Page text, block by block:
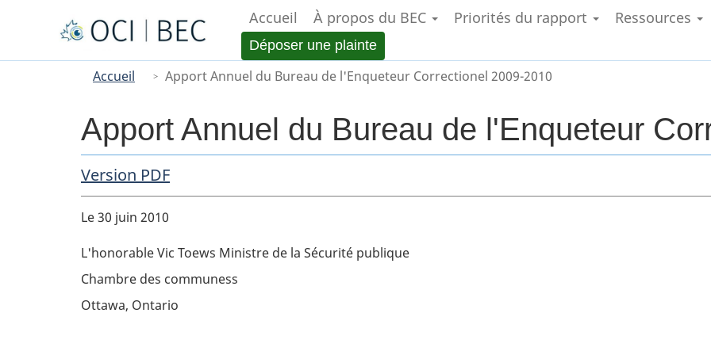
Aller
contenu
principal
Skip
"About
government"
Passer
la
version
Menu
Main
Accueil À propos du BEC Priorités du rapport Ressources
Déposer une plainte
Accueil Apport Annuel du Bureau de l'Enqueteur Correctionel 2009-2010
Apport Annuel du Bureau de l'Enqueteur
PDF Copy
Version PDF
Body
Le 30 juin 2010
L'honorable Vic Toews Ministre de la Sécurité publique
Chambre des communess
Ottawa, Ontario